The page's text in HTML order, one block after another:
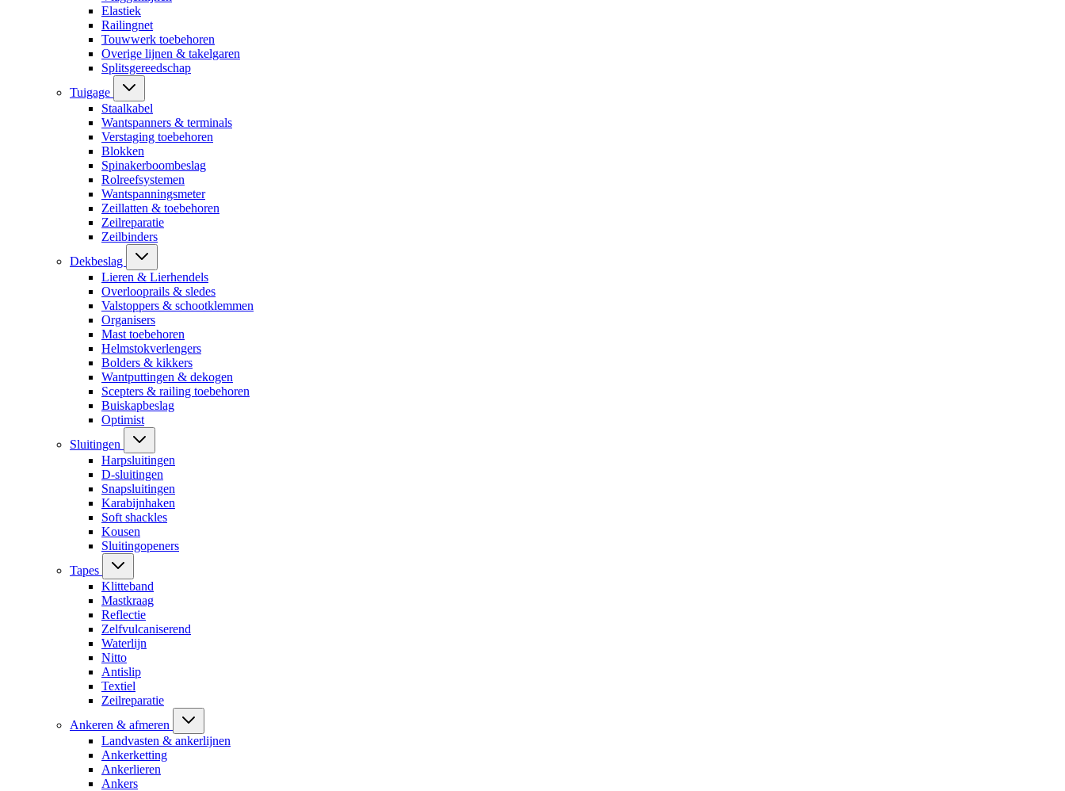
Elastiek
Railingnet
Touwwerk toebehoren
Overige lijnen & takelgaren
Splitsgereedschap
Tuigage
Staalkabel
Wantspanners & terminals
Verstaging toebehoren
Blokken
Spinakerboombeslag
Rolreefsystemen
Wantspanningsmeter
Zeillatten & toebehoren
Zeilreparatie
Zeilbinders
Dekbeslag
Lieren & Lierhendels
Overlooprails & sledes
Valstoppers & schootklemmen
Organisers
Mast toebehoren
Helmstokverlengers
Bolders & kikkers
Wantputtingen & dekogen
Scepters & railing toebehoren
Buiskapbeslag
Optimist
Sluitingen
Harpsluitingen
D-sluitingen
Snapsluitingen
Karabijnhaken
Soft shackles
Kousen
Sluitingopeners
Tapes
Klitteband
Mastkraag
Reflectie
Zelfvulcaniserend
Waterlijn
Nitto
Antislip
Textiel
Zeilreparatie
Ankeren & afmeren
Landvasten & ankerlijnen
Ankerketting
Ankerlieren
Ankers